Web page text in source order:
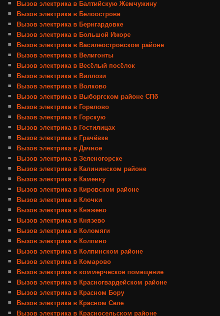
Вызов электрика в Балтийскую Жемчужину
Вызов электрика в Белоострове
Вызов электрика в Бернгардовке
Вызов электрика в Большой Ижоре
Вызов электрика в Василеостровском районе
Вызов электрика в Велигонты
Вызов электрика в Весёлый посёлок
Вызов электрика в Виллози
Вызов электрика в Волково
Вызов электрика в Выборгском районе СПб
Вызов электрика в Горелово
Вызов электрика в Горскую
Вызов электрика в Гостилицах
Вызов электрика в Грачёвке
Вызов электрика в Дачное
Вызов электрика в Зеленогорске
Вызов электрика в Калининском районе
Вызов электрика в Каменку
Вызов электрика в Кировском районе
Вызов электрика в Клочки
Вызов электрика в Княжево
Вызов электрика в Князево
Вызов электрика в Коломяги
Вызов электрика в Колпино
Вызов электрика в Колпинском районе
Вызов электрика в Комарово
Вызов электрика в коммерческое помещение
Вызов электрика в Красногвардейском районе
Вызов электрика в Красном Бору
Вызов электрика в Красном Селе
Вызов электрика в Красносельском районе